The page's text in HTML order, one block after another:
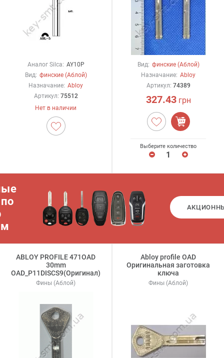
Аналог Silca: AY10P
Вид: финские (Аблой)
Назначание: Abloy
Артикул: 75512
Нет в наличии
Вид: финские (Аблой)
Назначание: Abloy
Артикул: 74389
327.43грн
Выберите количество
ABLOY PROFILE 471OAD
30mm
OAD_P11DISCS9(Оригинал)
Фины (Аблой)
Abloy profile OAD
Оригинальная заготовка
ключа
Фины (Аблой)